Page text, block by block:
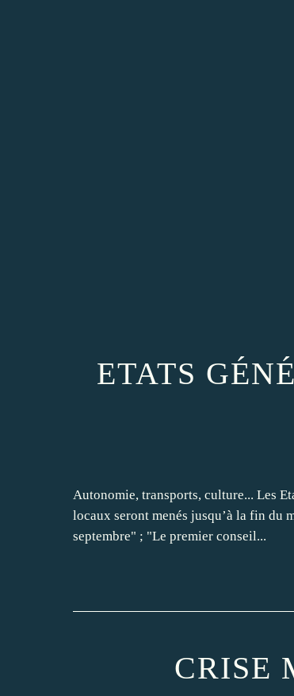
ETATS
Autonomie, transports, culture... Les
locaux seront menés jusqu’à la fin du
septembre" ; "Le premier conseil...
CRISE